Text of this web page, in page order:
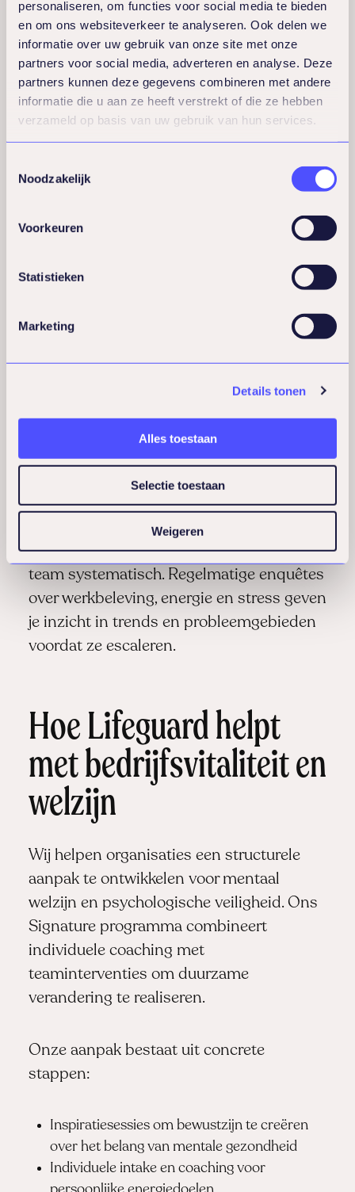
personaliseren, om functies voor social media te bieden
en om ons websiteverkeer te analyseren. Ook delen we
informatie over uw gebruik van onze site met onze
partners voor social media, adverteren en analyse. Deze
partners kunnen deze gegevens combineren met andere
informatie die u aan ze heeft verstrekt of die ze hebben
verzameld op basis van uw gebruik van hun services.
Noodzakelijk
Voorkeuren
Statistieken
Marketing
Details tonen
Alles toestaan
Selectie toestaan
Weigeren
ondersteuning nodig hebben. Zorg dat
deze hulp laagdrempelig en vertrouwelijk
beschikbaar is.
Organiseer training over
mensen beter begrijpen hoe stress werkt
proactief hun mentale gezondheid
van moeilijke gesprekken helpt teams
Monitor de mentale gezondheid van je
team systematisch. Regelmatige enquêtes
over werkbeleving, energie en stress geven
je inzicht in trends en probleemgebieden
voordat ze escaleren.
Hoe Lifeguard helpt
met bedrijfsvitaliteit en
welzijn
Wij helpen organisaties een structurele
aanpak te ontwikkelen voor mentaal
welzijn en psychologische veiligheid. Ons
Signature programma combineert
individuele coaching met
teaminterventies om duurzame
verandering te realiseren.
Onze aanpak bestaat uit concrete
stappen:
Inspiratiesessies om bewustzijn te creëren
over het belang van mentale gezondheid
Individuele intake en coaching voor